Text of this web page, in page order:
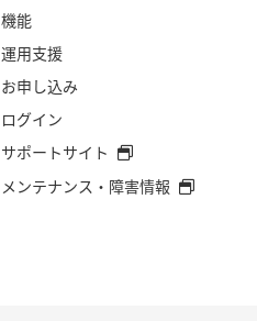
機能
運用支援
お申し込み
ログイン
サポートサイト
メンテナンス・障害情報